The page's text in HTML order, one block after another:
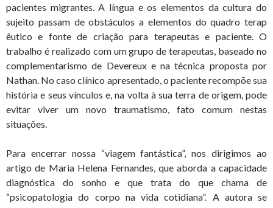
pacientes migrantes. A língua e os elementos da cultura do
sujeito passam de obstáculos a elementos do quadro terap
êutico e fonte de criação para terapeutas e paciente. O
trabalho é realizado com um grupo de terapeutas, baseado no
complementarismo de Devereux e na técnica proposta por
Nathan. No caso clínico apresentado, o paciente recompõe sua
história e seus vínculos e, na volta à sua terra de origem, pode
evitar viver um novo traumatismo, fato comum nestas
situações.
Para encerrar nossa “viagem fantástica”, nos dirigimos ao
artigo de Maria Helena Fernandes, que aborda a capacidade
diagnóstica do sonho e que trata do que chama de
“psicopatologia do corpo na vida cotidiana”. A autora se